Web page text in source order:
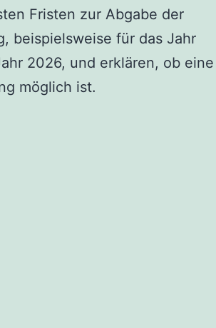
Fristen zur Abgabe der
beispielsweise für das Jahr
2026, und erklären, ob eine
möglich ist.